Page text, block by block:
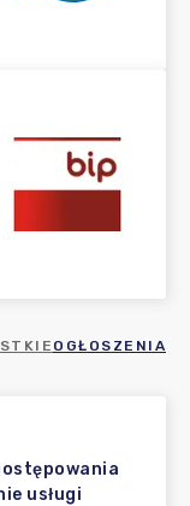
OGŁOSZENIA
usługi